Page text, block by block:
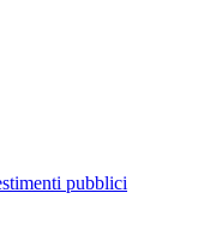
pubblici